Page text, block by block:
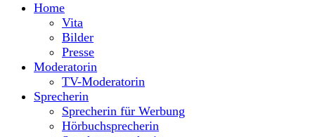
Home
Vita
Bilder
Presse
Moderatorin
TV-Moderatorin
Sprecherin
Sprecherin für Werbung
Hörbuchsprecherin